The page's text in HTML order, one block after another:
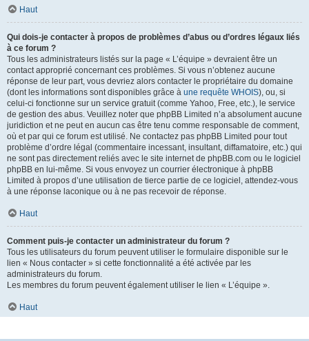
Haut
Qui dois-je contacter à propos de problèmes d’abus ou d’ordres légaux liés
à ce forum ?
Tous les administrateurs listés sur la page « L’équipe » devraient être un
contact approprié concernant ces problèmes. Si vous n’obtenez aucune
réponse de leur part, vous devriez alors contacter le propriétaire du domaine
(dont les informations sont disponibles grâce à une requête WHOIS), ou, si
celui-ci fonctionne sur un service gratuit (comme Yahoo, Free, etc.), le service
de gestion des abus. Veuillez noter que phpBB Limited n’a absolument aucune
juridiction et ne peut en aucun cas être tenu comme responsable de comment,
où et par qui ce forum est utilisé. Ne contactez pas phpBB Limited pour tout
problème d’ordre légal (commentaire incessant, insultant, diffamatoire, etc.) qui
ne sont pas directement reliés avec le site internet de phpBB.com ou le logiciel
phpBB en lui-même. Si vous envoyez un courrier électronique à phpBB
Limited à propos d’une utilisation de tierce partie de ce logiciel, attendez-vous
à une réponse laconique ou à ne pas recevoir de réponse.
Haut
Comment puis-je contacter un administrateur du forum ?
Tous les utilisateurs du forum peuvent utiliser le formulaire disponible sur le
lien « Nous contacter » si cette fonctionnalité a été activée par les
administrateurs du forum.
Les membres du forum peuvent également utiliser le lien « L’équipe ».
Haut